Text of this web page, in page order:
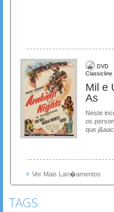
DVD
Classicline
Mil e
As
Neste
os
que
Ver Mais Lan�amentos
TAGS